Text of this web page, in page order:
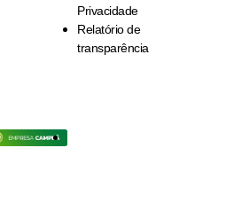
Privacidade
Relatório de
transparência